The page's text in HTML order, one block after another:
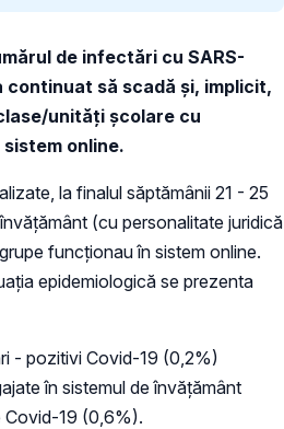
de infectări cu SARS-
continuat să scadă și, implicit,
unități școlare cu
online.
la finalul săptămânii 21 - 25
(cu personalitate juridică
funcționau în sistem online.
epidemiologică se prezenta
- pozitivi Covid-19 (0,2%)
în sistemul de învățământ
Covid-19 (0,6%).